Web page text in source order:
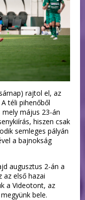
rajtol el, az
téli pihenőből
május 23-án
hiszen csak
semleges pályán
a bajnokság
augusztus 2-án a
az első hazai
a Videotont, az
bele.